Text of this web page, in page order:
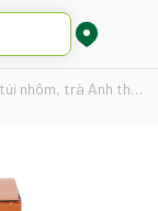
Trà quế Ahmad Tea 20 túi nhôm, trà Anh thơm ấm hương quế